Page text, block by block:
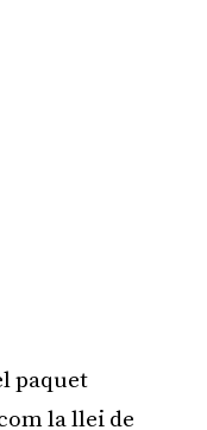
paquet
la llei de